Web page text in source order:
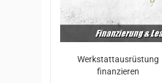
Werkstattausrüstung
finanzieren